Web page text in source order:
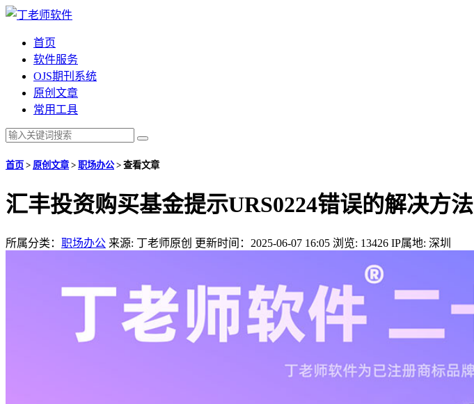
首页
软件服务
OJS期刊系统
原创文章
常用工具
首页 > 原创文章> 职场办公> 查看文章
汇丰投资购买基金提示URS0224错误的解决方法
所属分类： 职场办公 来源: 丁老师原创 更新时间：2025-06-07 16:05 浏览: 13426 IP属地: 深圳